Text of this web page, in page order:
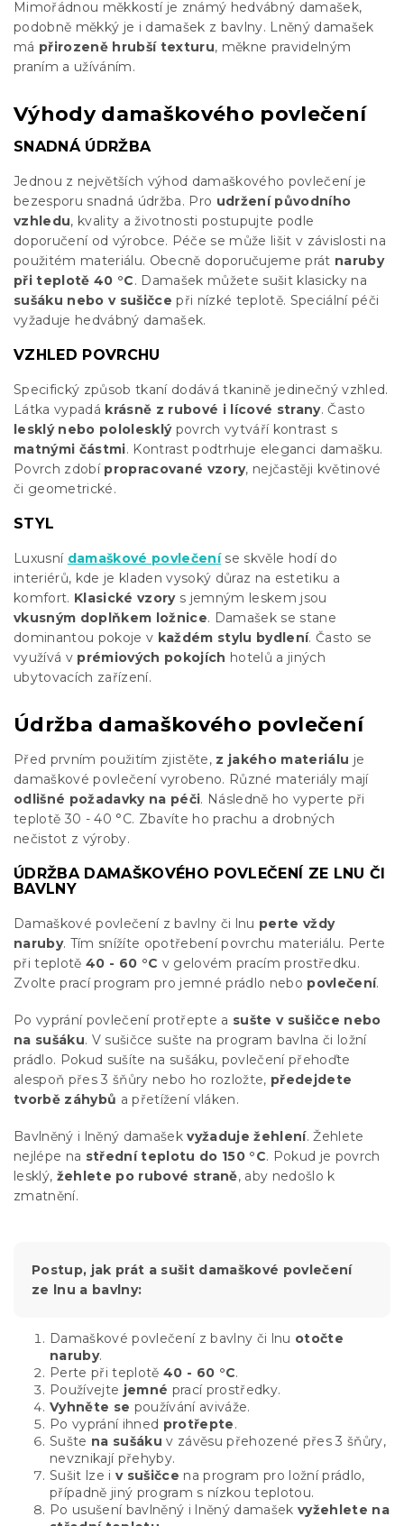
Mimořádnou měkkostí je známý hedvábný damašek,
podobně měkký je i damašek z bavlny. Lněný damašek
má přirozeně hrubší texturu, měkne pravidelným
praním a užíváním.
Výhody damaškového povlečení
SNADNÁ ÚDRŽBA
Jednou z největších výhod damaškového povlečení je
bezesporu snadná údržba. Pro udržení původního
vzhledu, kvality a životnosti postupujte podle
doporučení od výrobce. Péče se může lišit v závislosti na
použitém materiálu. Obecně doporučujeme prát naruby
při teplotě 40 °C. Damašek můžete sušit klasicky na
sušáku nebo v sušičce při nízké teplotě. Speciální péči
vyžaduje hedvábný damašek.
VZHLED POVRCHU
Specifický způsob tkaní dodává tkanině jedinečný vzhled.
Látka vypadá krásně z rubové i lícové strany. Často
lesklý nebo pololesklýpovrch vytváří kontrast s
matnými částmi. Kontrast podtrhuje eleganci damašku.
Povrch zdobí propracované vzory, nejčastěji květinové
či geometrické.
STYL
Luxusní damaškové povlečeníse skvěle hodí do
interiérů, kde je kladen vysoký důraz na estetiku a
komfort. Klasické vzorys jemným leskem jsou
vkusným doplňkem ložnice. Damašek se stane
dominantou pokoje v každém stylu bydlení. Často se
využívá v prémiových pokojích hotelů a jiných
ubytovacích zařízení.
Údržba damaškového povlečení
Před prvním použitím zjistěte, z jakého materiálu je
damaškové povlečení vyrobeno. Různé materiály mají
odlišné požadavky na péči. Následně ho vyperte při
teplotě 30 - 40 °C. Zbavíte ho prachu a drobných
nečistot z výroby.
ÚDRŽBA DAMAŠKOVÉHO POVLEČENÍ ZE LNU ČI
BAVLNY
Damaškové povlečení z bavlny či lnu perte vždy
naruby. Tím snížíte opotřebení povrchu materiálu. Perte
při teplotě40 - 60 °C v gelovém pracím prostředku.
Zvolte prací program pro jemné prádlo nebo povlečení.
Po vyprání povlečení protřepte a sušte v sušičce nebo
na sušáku. V sušičce sušte na program bavlna či ložní
prádlo. Pokud sušíte na sušáku, povlečení přehoďte
alespoň přes 3 šňůry nebo ho rozložte, předejdete
tvorbě záhybů a přetížení vláken.
Bavlněný i lněný damašekvyžaduje žehlení. Žehlete
nejlépe na střední teplotu do 150 °C. Pokud je povrch
lesklý, žehlete po rubové straně, aby nedošlo k
zmatnění.
Postup, jak prát a sušit damaškové povlečení
ze lnu a bavlny:
Damaškové povlečení z bavlny či lnu otočte
naruby.
Perte při teplotě 40 - 60 °C.
Používejte jemné prací prostředky.
Vyhněte se používání aviváže.
Po vyprání ihned protřepte.
Sušte na sušáku v závěsu přehozené přes 3 šňůry,
nevznikají přehyby.
Sušit lze i v sušičce na program pro ložní prádlo,
případně jiný program s nízkou teplotou.
Po usušení bavlněný i lněný damašek vyžehlete na